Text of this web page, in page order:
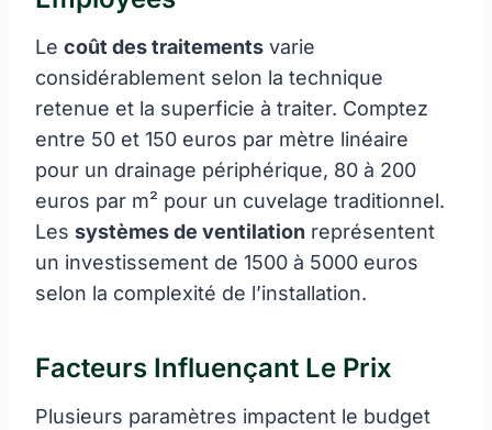
Le coût des traitements varie
considérablement selon la technique
retenue et la superficie à traiter. Comptez
entre 50 et 150 euros par mètre linéaire
pour un drainage périphérique, 80 à 200
euros par m² pour un cuvelage traditionnel.
Les systèmes de ventilation représentent
un investissement de 1500 à 5000 euros
selon la complexité de l’installation.
Facteurs Influençant Le Prix
Plusieurs paramètres impactent le budget